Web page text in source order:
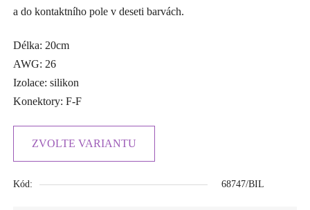
a do kontaktního pole v deseti barvách.
Délka: 20cm
AWG: 26
Izolace: silikon
Konektory: F-F
ZVOLTE VARIANTU
Kód: 68747/BIL